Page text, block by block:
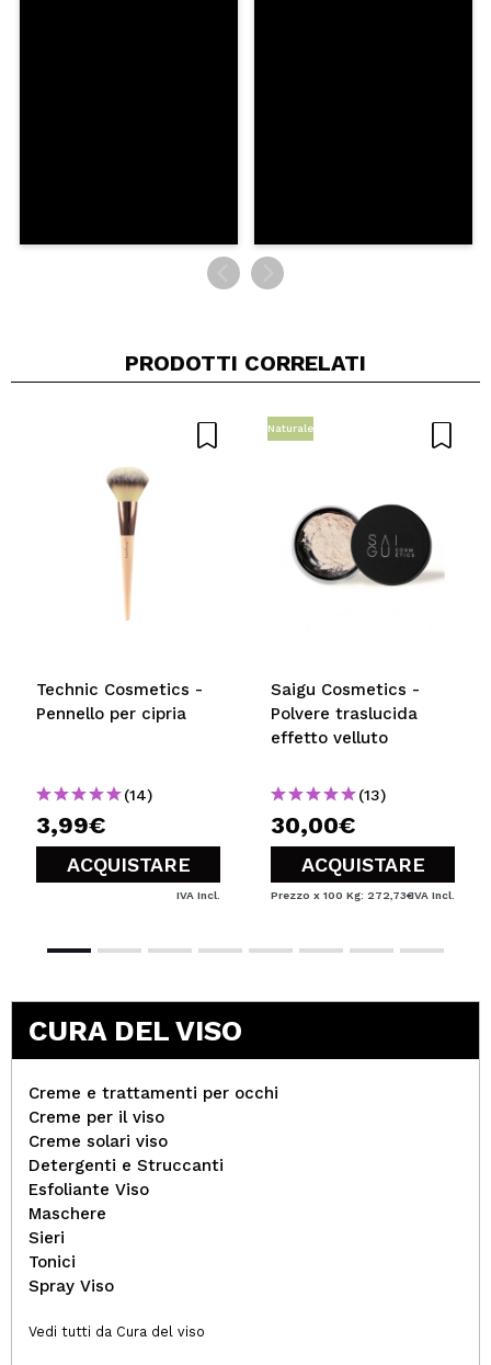
PRODOTTI CORRELATI
Technic Cosmetics -
Pennello per cipria
(14)
3,99€
ACQUISTARE
IVA Incl.
Naturale
Saigu Cosmetics -
Polvere traslucida
effetto velluto
(13)
30,00€
ACQUISTARE
Prezzo x 100 Kg: 272,73€IVA Incl.
CURA DEL VISO
Creme e trattamenti per occhi
Creme per il viso
Creme solari viso
Detergenti e Struccanti
Esfoliante Viso
Maschere
Sieri
Tonici
Spray Viso
Vedi tutti da Cura del viso